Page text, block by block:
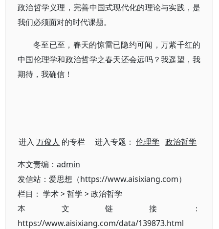
政治哲学义理，完善中国式现代化的理论与实践，是
我们必须面对的时代课题。
冬至已至，春天的惊雷已隐约可闻，万紫千红的
中国伦理学和政治哲学之春天还会远吗？我遥望，我
期待，我确信！
进入万俊人 的专栏 进入专题：伦理学 政治哲学
本文责编： admin
发信站：爱思想（https://www.aisixiang.com）
栏目： 学术>哲学 >政治哲学
本文链接：
https://www.aisixiang.com/data/139873.html